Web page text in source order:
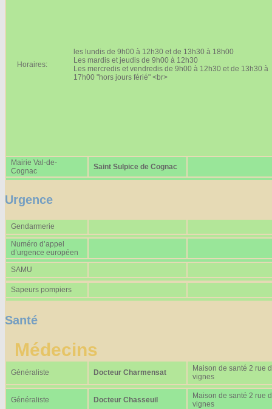
Horaires:
les lundis de 9h00 à 12h30 et de 13h30 à 18h00
Les mardis et jeudis de 9h00 à 12h30
Les mercredis et vendredis de 9h00 à 12h30 et de 13h30 à
17h00 "hors jours férié" <br>
Mairie Val-de-
Cognac
Saint Sulpice de Cognac
Urgence
Gendarmerie
Numéro d’appel
d’urgence européen
SAMU
Sapeurs pompiers
Santé
Médecins
Généraliste Docteur Charmensat
Maison de santé 2 rue
vignes
Généraliste Docteur Chasseuil
Maison de santé 2 rue
vignes